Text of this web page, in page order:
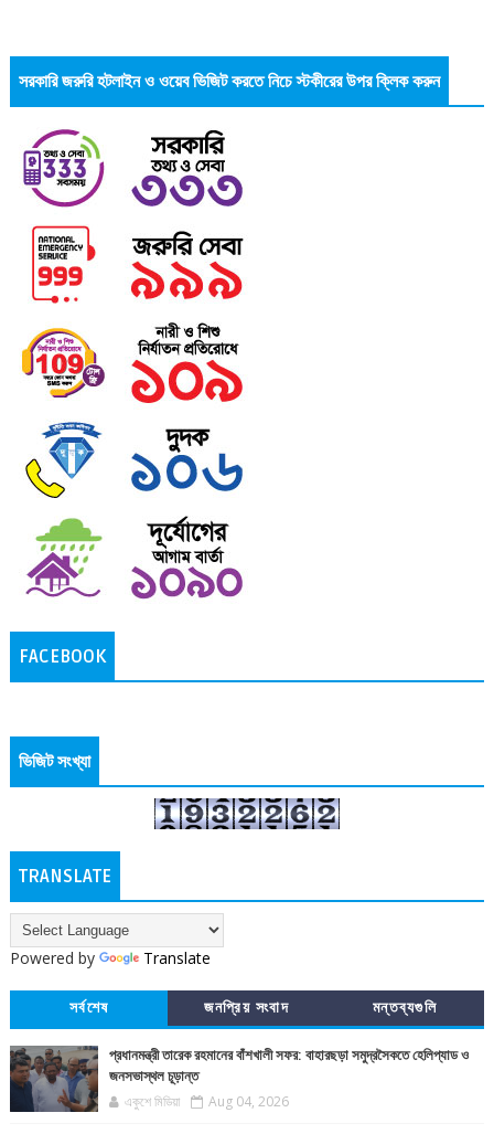
সরকারি জরুরি হটলাইন ও ওয়েব ভিজিট করতে নিচে স্টকীরের উপর ক্লিক করুন
FACEBOOK
ভিজিট সংখ্যা
TRANSLATE
Powered by Translate
সর্বশেষ জনপ্রিয় সংবাদ মন্তব্যগুলি
প্রধানমন্ত্রী তারেক রহমানের বাঁশখালী সফর: বাহারছড়া সমুদ্রসৈকতে হেলিপ্যাড ও
জনসভাস্থল চূড়ান্ত
একুশে মিডিয়া Aug 04, 2026